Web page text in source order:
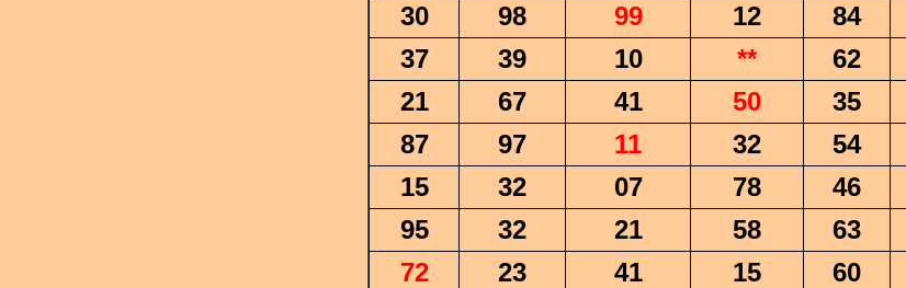
30
98 99 12 84
37
39 10 ** 62
21
67 41 50 35
87
97 11 32 54
15
32 07 78 46
95
32 21 58 63
72
23 41 15 60